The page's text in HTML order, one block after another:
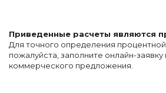
Приведенные расчеты являются
Для точного определения процентной
пожалуйста, заполните онлайн-заявку
коммерческого предложения.